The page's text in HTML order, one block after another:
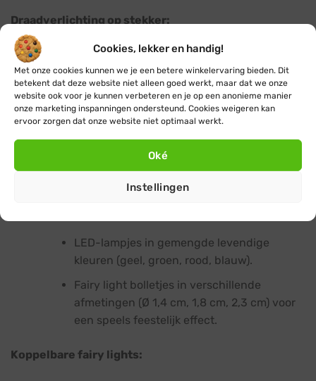
Cookies, lekker en handig!
Met onze cookies kunnen we je een betere winkelervaring bieden. Dit
betekent dat deze website niet alleen goed werkt, maar dat we onze
website ook voor je kunnen verbeteren en je op een anonieme manier
onze marketing inspanningen ondersteund. Cookies weigeren kan
ervoor zorgen dat onze website niet optimaal werkt.
Oké
Instellingen
Draadverlichting op stekker:
Keuze uit modern warm wit, klassiek warm
wit of gekleurd.
Zeer verfijnde, flexibele en onopvallende
draden voor subtiele verlichting.
Nadeel: draadverlichting is vanwege het
verfijnde karakter zeer kwetsbaar.
Voorzichtig dus met installeren.
LED-lampjes in gemengde levendige
kleuren (geel, groen, rood, blauw).
Fairy light bolletjes in verschillende
afmetingen (Ø 1,4 cm, 1,8 cm, 2,3 cm) voor
een speels feestelijk effect.
Koppelbare fairy lights: